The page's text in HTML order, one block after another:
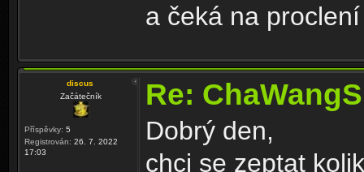
a čeká na
discus
Začátečník
Příspěvky: 5
Registrován: 26. 7. 2022
17:03
Re:
Dobrý den,
chci se zeptat